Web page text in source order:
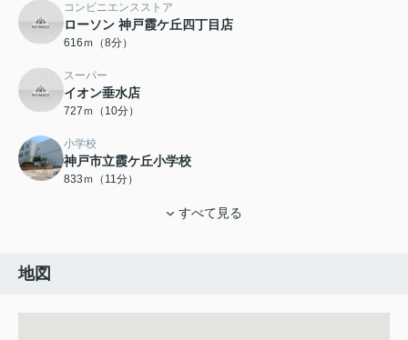
コンビニエンスストア
ローソン 神戸霞ケ丘四丁目店
616ｍ（8分）
スーパー
イオン垂水店
727ｍ（10分）
小学校
神戸市立霞ケ丘小学校
833ｍ（11分）
すべて見る
地図